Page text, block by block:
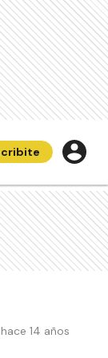
14 años